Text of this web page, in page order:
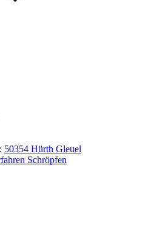
50354 Hürth Gleuel
Schröpfen